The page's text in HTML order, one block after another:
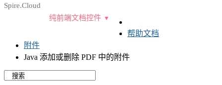
Spire.Cloud
纯前端文档控件
帮助文档
附件
Java 添加或删除 PDF 中的附件